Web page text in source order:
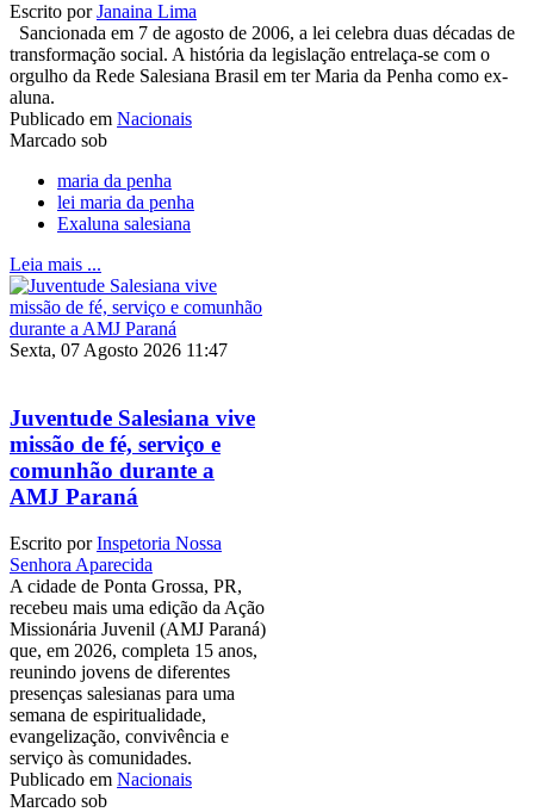
Escrito porJanaina Lima
Sancionada em 7 de agosto de 2006, a lei celebra duas décadas de
transformação social. A história da legislação entrelaça-se com o
orgulho da Rede Salesiana Brasil em ter Maria da Penha como ex-
aluna.
Publicado em Nacionais
Marcado sob
maria da penha
lei maria da penha
Exaluna salesiana
Leia mais ...
Sexta, 07 Agosto 2026 11:47
Juventude Salesiana vive
missão de fé, serviço e
comunhão durante a
AMJ Paraná
Escrito porInspetoria Nossa
Senhora Aparecida
A cidade de Ponta Grossa, PR,
recebeu mais uma edição da Ação
Missionária Juvenil (AMJ Paraná)
que, em 2026, completa 15 anos,
reunindo jovens de diferentes
presenças salesianas para uma
semana de espiritualidade,
evangelização, convivência e
serviço às comunidades.
Publicado em Nacionais
Marcado sob